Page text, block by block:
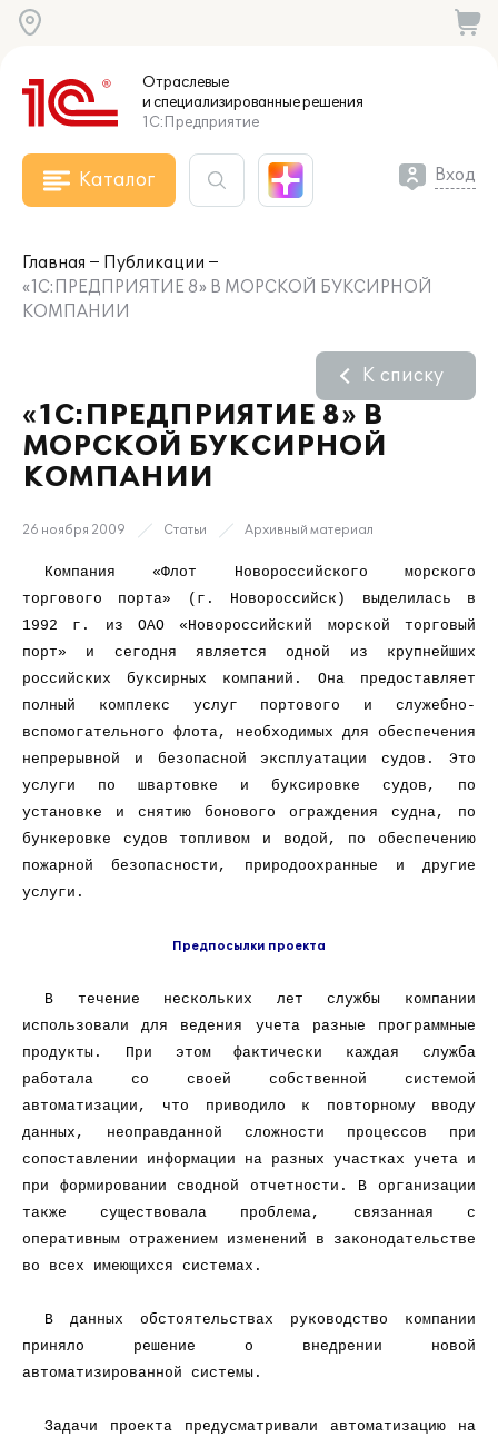
Отраслевые
и специализированныерешения
1С:Предприятие
Каталог Вход
Главная
Публикации
«1С:ПРЕДПРИЯТИЕ 8» В МОРСКОЙ БУКСИРНОЙ
КОМПАНИИ
«1С:ПРЕДПРИЯТИЕ 8» В
МОРСКОЙ БУКСИРНОЙ
КОМПАНИИ
К списку
26 ноября 2009 Статьи Архивный материал
Компания «Флот Новороссийского морского
торгового порта» (г. Новороссийск) выделилась в
1992 г. из ОАО «Новороссийский морской торговый
порт» и сегодня является одной из крупнейших
российских буксирных компаний. Она предоставляет
полный комплекс услуг портового и служебно-
вспомогательного флота, необходимых для обеспечения
непрерывной и безопасной эксплуатации судов. Это
услуги по швартовке и буксировке судов, по
установке и снятию бонового ограждения судна, по
бункеровке судов топливом и водой, по обеспечению
пожарной безопасности, природоохранные и другие
услуги.
Предпосылки проекта
В течение нескольких лет службы компании
использовали для ведения учета разные программные
продукты. При этом фактически каждая служба
работала со своей собственной системой
автоматизации, что приводило к повторному вводу
данных, неоправданной сложности процессов при
сопоставлении информации на разных участках учета и
при формировании сводной отчетности. В организации
также существовала проблема, связанная с
оперативным отражением изменений в законодательстве
во всех имеющихся системах.
В данных обстоятельствах руководство компании
приняло решение о внедрении новой
автоматизированной системы.
Задачи проекта предусматривали автоматизацию на